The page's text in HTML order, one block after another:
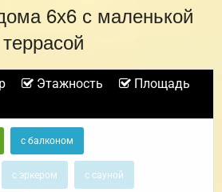
6х6 с маленькой
террасой
Этажность
Площадь
с балконом
с эркером с сауной